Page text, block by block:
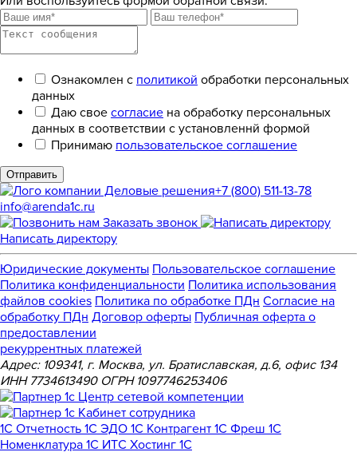
Ознакомлен с политикой обработки персональных
данных
Даю свое согласие на обработку персональных
данных в соответствии с установленнй формой
Принимаю пользовательское соглашение
Отправить
+7 (800) 511-13-78
info@arenda1c.ru
Заказать звонок
Написать директору
Юридические документы Пользовательское соглашение
Политика конфиденциальности Политика использования
файлов cookies Политика по обработке ПДн Cогласие на
обработку ПДн Договор оферты Публичная оферта о
предоставлении
рекуррентных платежей
Адрес: 109341, г. Москва, ул. Братиславская, д.6, офис 134
ИНН 7734613490 ОГРН 1097746253406
1С Отчетность 1С ЭДО 1С Контрагент 1С Фреш 1С
Номенклатура 1С ИТС Хостинг 1С